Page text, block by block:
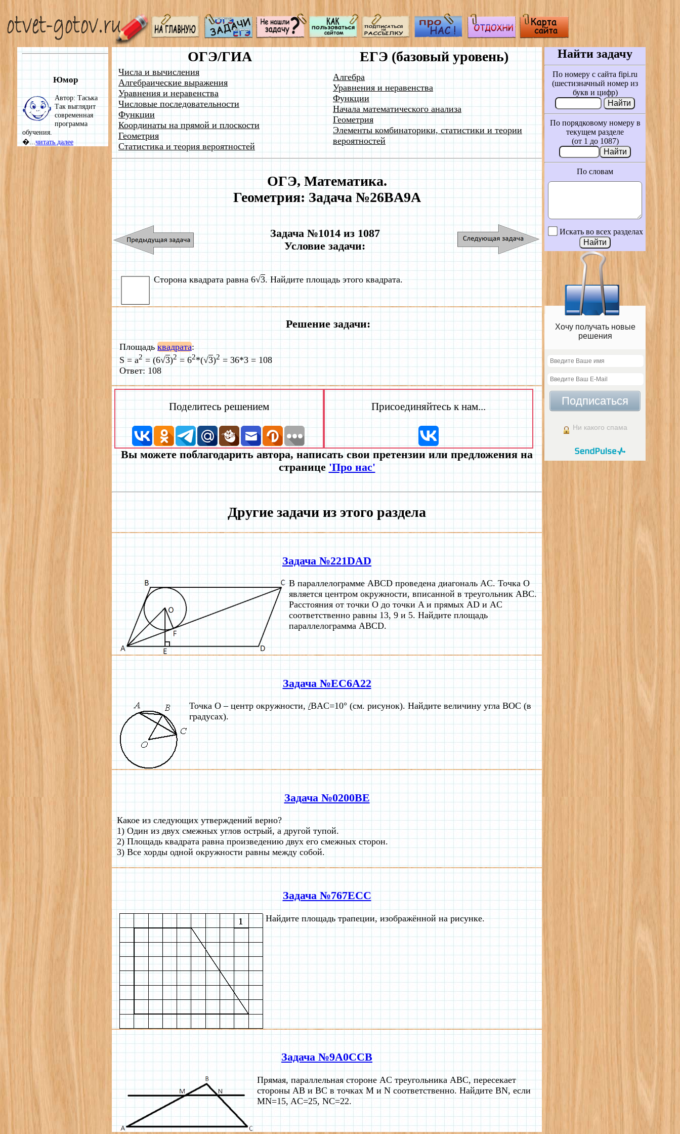
Юмор
Автор: Таська
Так выглядит
современная
программа
обучения.
�...читать далее
ОГЭ/ГИА ЕГЭ (базовый уровень)
Числа и вычисления
Алгебраические выражения
Уравнения и неравенства
Числовые последовательности
Функции
Координаты на прямой и плоскости
Геометрия
Статистика и теория вероятностей
Алгебра
Уравнения и неравенства
Функции
Начала математического анализа
Геометрия
Элементы комбинаторики, статистики и теории
вероятностей
ОГЭ, Математика.
Геометрия: Задача №26BA9A
Задача №1014 из 1087
Условие задачи:
Сторона квадрата равна 6√3. Найдите площадь этого квадрата.
Решение задачи:
Площадьквадрата:
S = a2= (6√3)2= 62*(√3)2= 36*3 = 108
Ответ: 108
Поделитесь решением Присоединяйтесь к нам...
Вы можете поблагодарить автора, написать свои претензии или предложения на
странице'Про нас'
Другие задачи из этого раздела
Задача №221DAD
В параллелограмме ABCD проведена диагональ AC. Точка O
является центром окружности, вписанной в треугольник ABC.
Расстояния от точки O до точки A и прямых AD и AC
соответственно равны 13, 9 и 5. Найдите площадь
параллелограмма ABCD.
Задача №EC6A22
Точка О – центр окружности,/BAC=10° (см. рисунок). Найдите величину угла BOC (в
градусах).
Задача №0200BE
Какое из следующих утверждений верно?
1) Один из двух смежных углов острый, а другой тупой.
2) Площадь квадрата равна произведению двух его смежных сторон.
3) Все хорды одной окружности равны между собой.
Задача №767ECC
Найдите площадь трапеции, изображённой на рисунке.
Задача №9A0CCB
Прямая, параллельная стороне AC треугольника ABC, пересекает
стороны AB и BC в точках M и N соответственно. Найдите BN, если
MN=15, AC=25, NC=22.
Найти задачу
По номеру с сайта fipi.ru
(шестизначный номер из
букв и цифр)
По порядковому номеру в
текущем разделе
(от 1 до 1087)
По словам
Искать во всех разделах
Хочу получать новые
решения
Подписаться
Ни какого спама